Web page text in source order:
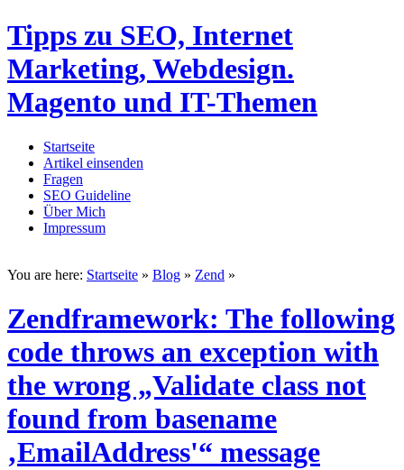
Tipps zu SEO, Internet
Marketing, Webdesign.
Magento und IT-Themen
Startseite
Artikel einsenden
Fragen
SEO Guideline
Über Mich
Impressum
You are here: Startseite » Blog » Zend »
Zendframework: The following
code throws an exception with
the wrong „Validate class not
found from basename
‚EmailAddress'“ message